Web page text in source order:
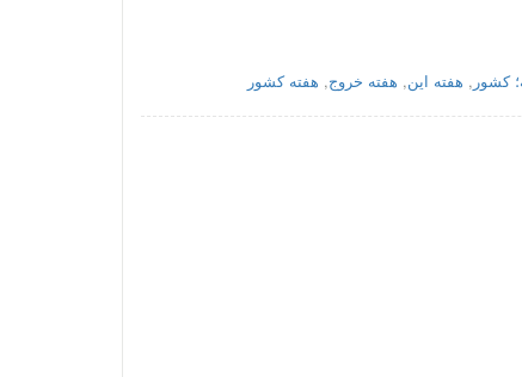
کشور , هفته این, هفته خروج, هفته کشور